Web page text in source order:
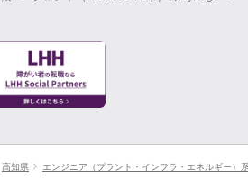
高知県 エンジニア（プラント・インフラ・エネルギー）